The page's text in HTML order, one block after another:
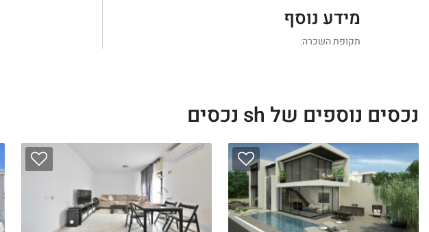
מידע נוסף
תקופת השכרה:
נכסים נוספים של sh נכסים